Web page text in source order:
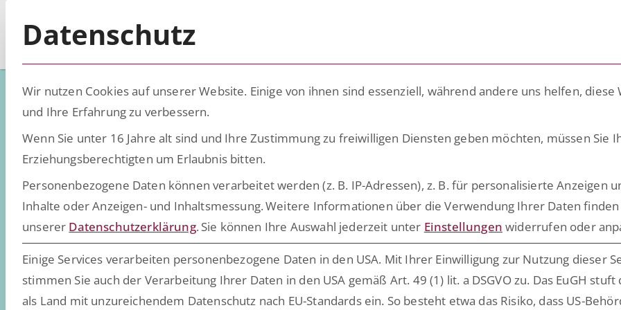
Low-Code - Deep Knowledge
Wissen, Insights und Trends rund um die Digitalisierung
daten- und dokumentenintensiver Prozesse
Datenschutz
Wir nutzen Cookies auf unserer Website. Einige von ihnen sind essenziell, während andere uns helfen, diese
und Ihre Erfahrung zu verbessern.
Wenn Sie unter 16 Jahre alt sind und Ihre Zustimmung zu freiwilligen Diensten geben möchten, müssen Sie
Erziehungsberechtigten um Erlaubnis bitten.
Personenbezogene Daten können verarbeitet werden (z. B. IP-Adressen), z. B. für personalisierte Anzeigen
Inhalte oder Anzeigen- und Inhaltsmessung.Weitere Informationen über die Verwendung Ihrer Daten finden
unserer Datenschutzerklärung. Sie können Ihre Auswahl jederzeit unter Einstellungen widerrufen oder
Einige Services verarbeiten personenbezogene Daten in den USA. Mit Ihrer Einwilligung zur Nutzung dieser
stimmen Sie auch der Verarbeitung Ihrer Daten in den USA gemäß Art. 49 (1) lit. a DSGVO zu. Das EuGH stuft
als Land mit unzureichendem Datenschutz nach EU-Standards ein. So besteht etwa das Risiko, dass US-